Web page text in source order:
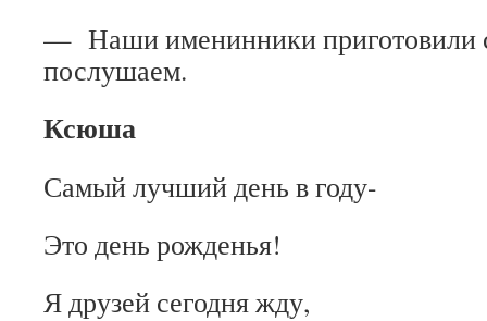
— Наши именинники приготовили
послушаем.
Ксюша
Самый лучший день в году-
Это день рожденья!
Я друзей сегодня жду,